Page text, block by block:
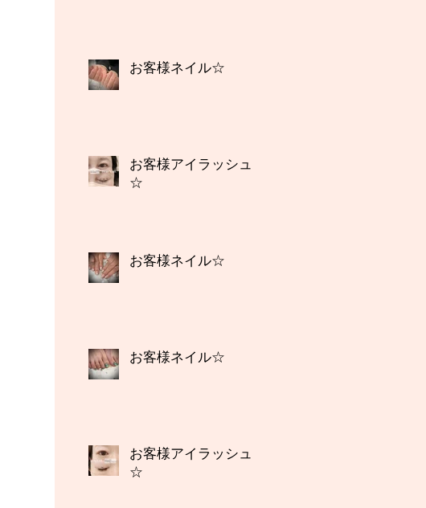
お客様ネイル☆
お客様アイラッシュ
☆
お客様ネイル☆
お客様ネイル☆
お客様アイラッシュ
☆